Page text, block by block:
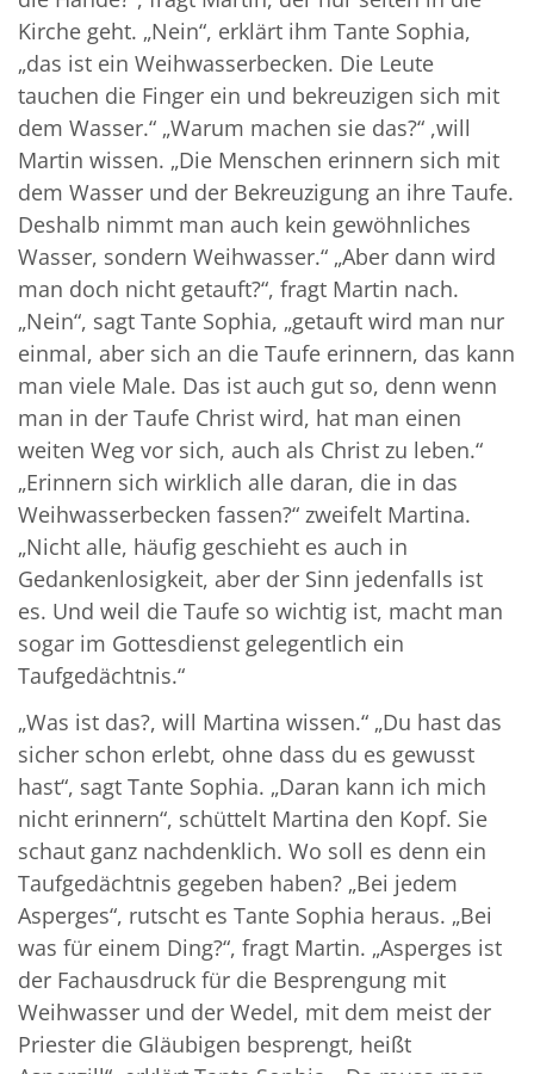
Kirche geht. „Nein“, erklärt ihm Tante Sophia,
„das ist ein Weihwasserbecken. Die Leute
tauchen die Finger ein und bekreuzigen sich mit
dem Wasser.“ „Warum machen sie das?“ ,will
Martin wissen. „Die Menschen erinnern sich mit
dem Wasser und der Bekreuzigung an ihre Taufe.
Deshalb nimmt man auch kein gewöhnliches
Wasser, sondern Weihwasser.“ „Aber dann wird
man doch nicht getauft?“, fragt Martin nach.
„Nein“, sagt Tante Sophia, „getauft wird man nur
einmal, aber sich an die Taufe erinnern, das kann
man viele Male. Das ist auch gut so, denn wenn
man in der Taufe Christ wird, hat man einen
weiten Weg vor sich, auch als Christ zu leben.“
„Erinnern sich wirklich alle daran, die in das
Weihwasserbecken fassen?“ zweifelt Martina.
„Nicht alle, häufig geschieht es auch in
Gedankenlosigkeit, aber der Sinn jedenfalls ist
es. Und weil die Taufe so wichtig ist, macht man
sogar im Gottesdienst gelegentlich ein
Taufgedächtnis.“
„Was ist das?, will Martina wissen.“ „Du hast das
sicher schon erlebt, ohne dass du es gewusst
hast“, sagt Tante Sophia. „Daran kann ich mich
nicht erinnern“, schüttelt Martina den Kopf. Sie
schaut ganz nachdenklich. Wo soll es denn ein
Taufgedächtnis gegeben haben? „Bei jedem
Asperges“, rutscht es Tante Sophia heraus. „Bei
was für einem Ding?“, fragt Martin. „Asperges ist
der Fachausdruck für die Besprengung mit
Weihwasser und der Wedel, mit dem meist der
Priester die Gläubigen besprengt, heißt